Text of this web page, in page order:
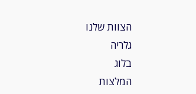
הצוות שלנו
גלריה
בלוג
המלצות